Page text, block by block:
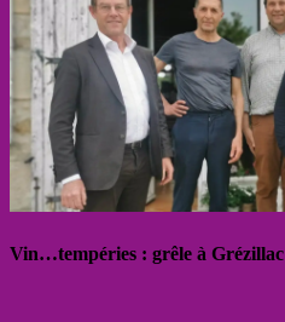
Vin…tempéries : grêle à Grézillac